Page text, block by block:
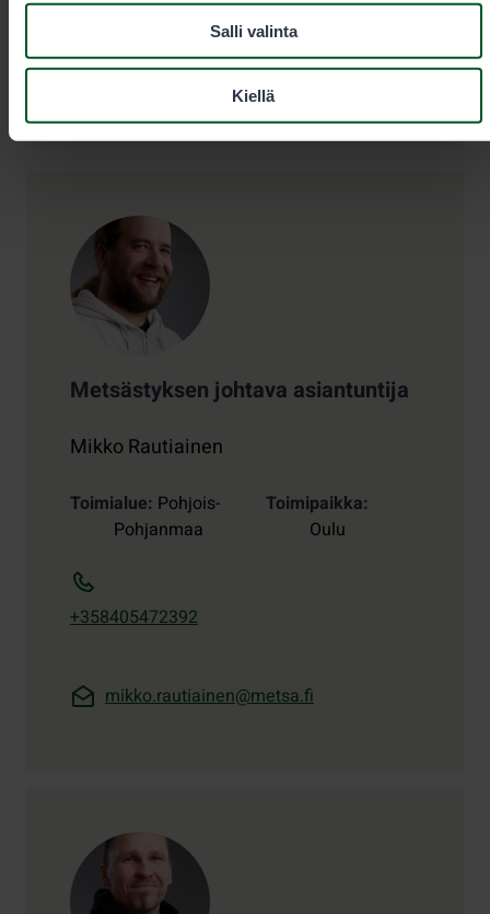
Salli valinta
Kiellä
eraluvat@metsa.fi
Yhteystiedot
Metsästyksen johtava asiantuntija
Mikko Rautiainen
Toimialue Pohjois-
Pohjanmaa
Toimipaikka
Oulu
+358405472392
mikko.rautiainen@metsa.fi